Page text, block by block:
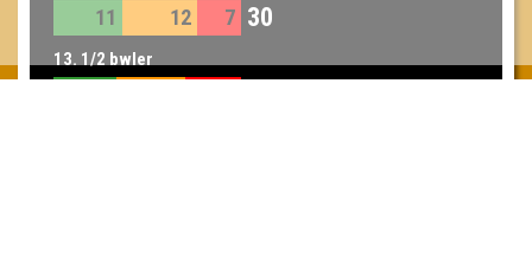
11 12 7 30
13. 1/2 bwler